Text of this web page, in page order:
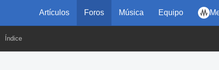
Artículos Foros Música Equipo
Índice